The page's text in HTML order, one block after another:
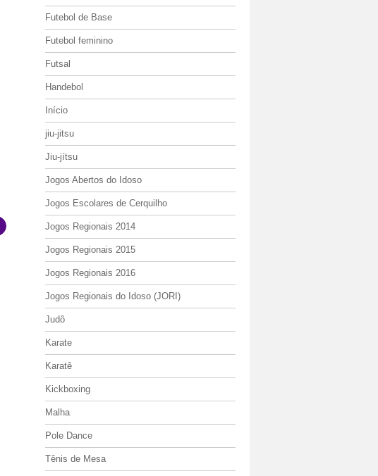
Futebol de Base
Futebol feminino
Futsal
Handebol
Início
jiu-jitsu
Jiu-jítsu
Jogos Abertos do Idoso
Jogos Escolares de Cerquilho
Jogos Regionais 2014
Jogos Regionais 2015
Jogos Regionais 2016
Jogos Regionais do Idoso (JORI)
Judô
Karate
Karatê
Kickboxing
Malha
Pole Dance
Tênis de Mesa